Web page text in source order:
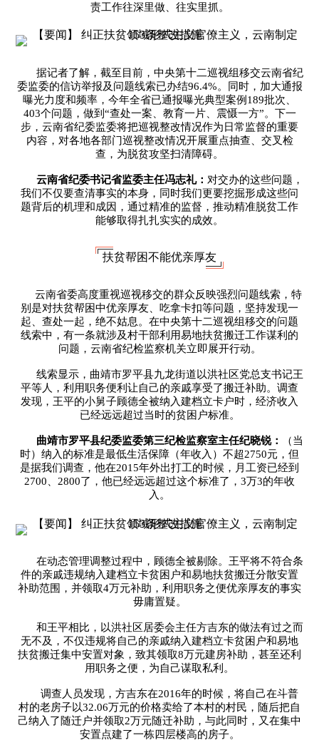
责工作往深里做、往实里抓。
据记者了解，截至目前，中央第十二巡视组移交云南省纪
委监委的信访举报及问题线索已办结96.4%。同时，加大通报
曝光力度和频率，今年全省已通报曝光典型案例189批次、
403个问题，做到“查处一案、教育一片、震慑一方”。下一
步，云南省纪委监委将把巡视整改情况作为日常监督的重要
内容，对各地各部门巡视整改情况开展重点抽查、交叉检
查，为脱贫攻坚扫清障碍。
云南省纪委书记省监委主任冯志礼： 对交办的这些问题，
我们不仅要查清事实的本身，同时我们更要挖掘形成这些问
题背后的机理和成因，通过精准的监督，推动精准脱贫工作
能够取得扎扎实实的成效。
扶贫帮困不能优亲厚友
云南省委高度重视巡视移交的群众反映强烈问题线索，特
别是对扶贫帮困中优亲厚友、吃拿卡扣等问题，坚持发现一
起、查处一起，绝不姑息。在中央第十二巡视组移交的问题
线索中，有一条就涉及村干部利用易地扶贫搬迁工作谋利的
问题，云南省纪检监察机关立即展开行动。
线索显示，曲靖市罗平县九龙街道以洪社区党总支书记王
平等人，利用职务便利让自己的亲戚享受了搬迁补助。调查
发现，王平的小舅子顾德全被纳入建档立卡户时，经济收入
已经远远超过当时的贫困户标准。
曲靖市罗平县纪委监委第三纪检监察室主任纪晓锐：
（当
时）纳入的标准是最低生活保障（年收入）不超2750元，但
是据我们调查，他在2015年外出打工的时候，月工资已经到
2700、2800了，他已经远远超过这个标准了，3万3的年收
入。
在动态管理调整过程中，顾德全被剔除。王平将不符合条
件的亲戚违规纳入建档立卡贫困户和易地扶贫搬迁分散安置
补助范围，并领取4万元补助，利用职务之便优亲厚友的事实
毋庸置疑。
和王平相比，以洪社区居委会主任方吉东的做法有过之而
无不及，不仅违规将自己的亲戚纳入建档立卡贫困户和易地
扶贫搬迁集中安置对象，致其领取8万元建房补助，甚至还利
用职务之便，为自己谋取私利。
调查人员发现，方吉东在2016年的时候，将自己在斗普
村的老房子以32.06万元的价格卖给了本村的村民，随后把自
己纳入了随迁户并领取2万元随迁补助，与此同时，又在集中
安置点建了一栋四层楼高的房子。